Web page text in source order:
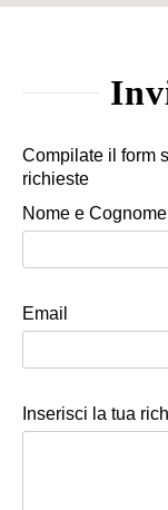
Compilate il form
richieste
Nome e Cognome
Email
Inserisci la tua